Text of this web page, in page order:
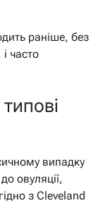
раніше, без
часто
випадку
овуляції,
з Cleveland